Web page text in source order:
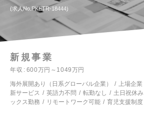
求人No.PKETR-18444
新規事業
年収
600万円～1049万円
海外展開あり（日系グローバル企業）
上場企業
新サービス
英語力不問 転勤なし 土日祝休み
ックス勤務
リモートワーク可能 育児支援制度